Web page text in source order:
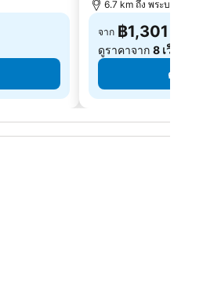
6.7 km ถึง พระบรมมหาราชวัง
จาก ฿1,301
ดูราคาจาก 8 เว็บไซต์
ดูราคา